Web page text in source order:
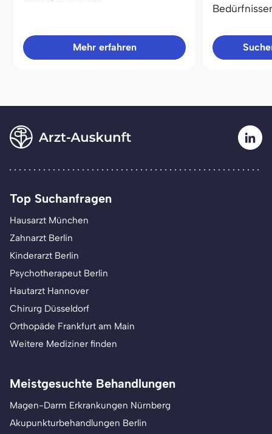
Mehr erfahren
Top Suchanfragen
Hausarzt München
Zahnarzt Berlin
Kinderarzt Berlin
Psychotherapeut Berlin
Hautarzt Hannover
Chirurg Düsseldorf
Orthopäde Frankfurt am Main
Weitere Mediziner finden
Meistgesuchte Behandlungen
Magen-Darm Erkrankungen Nürnberg
Akupunkturbehandlungen Berlin